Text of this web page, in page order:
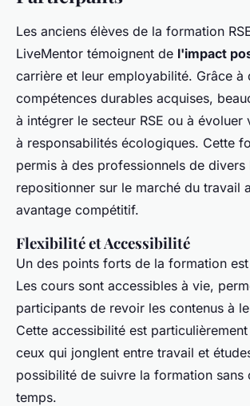
Les anciens élèves de la formation
LiveMentor témoignent de l'impact
carrière et leur employabilité. Grâce à
compétences durables acquises,
à intégrer le secteur RSE ou à évoluer
à responsabilités écologiques. Cette
permis à des professionnels de
repositionner sur le marché du travail
avantage compétitif.
Flexibilité et Accessibilité
Un des points forts de la formation est
Les cours sont accessibles à vie,
participants de revoir les contenus à
Cette accessibilité est
ceux qui jonglent entre travail et
possibilité de suivre la formation sans
temps.